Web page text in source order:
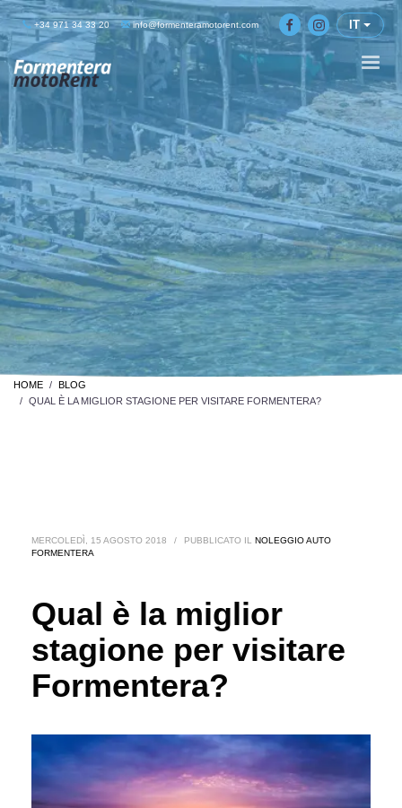
+34 971 34 33 20 info@formenteramotorent.com IT
HOME
BLOG
QUAL È LA MIGLIOR STAGIONE PER VISITARE FORMENTERA?
MERCOLEDÌ, 15 AGOSTO 2018 / PUBBLICATO IL NOLEGGIO AUTO
FORMENTERA
Qual è la miglior
stagione per visitare
Formentera?